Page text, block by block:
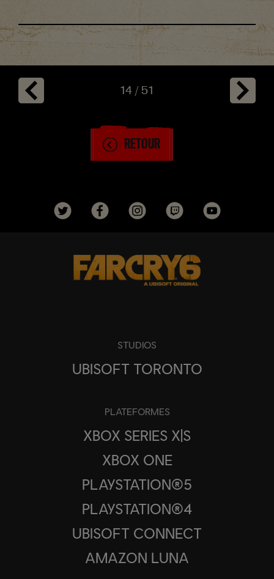
14/51
RETOUR
STUDIOS
UBISOFT TORONTO
PLATEFORMES
XBOX SERIES X|S
XBOX ONE
PLAYSTATION®5
PLAYSTATION®4
UBISOFT CONNECT
AMAZON LUNA